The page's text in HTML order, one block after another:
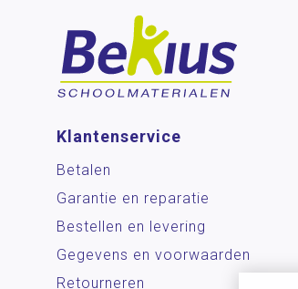
Klantenservice
Betalen
Garantie en reparatie
Bestellen en levering
Gegevens en voorwaarden
Retourneren